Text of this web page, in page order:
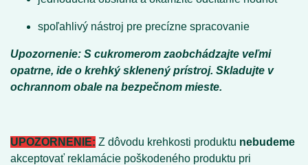
spoľahlivý nástroj pre precízne spracovanie
Upozornenie: S cukromerom zaobchádzajte veľmi
opatrne, ide o krehký sklenený prístroj. Skladujte v
ochrannom obale na bezpečnom mieste.
UPOZORNENIE: Z dôvodu krehkosti produktu nebudeme
akceptovať reklamácie poškodeného produktu pri